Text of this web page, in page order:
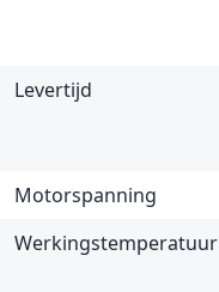
Levertijd
Motorspanning
Werkingstemperatuur